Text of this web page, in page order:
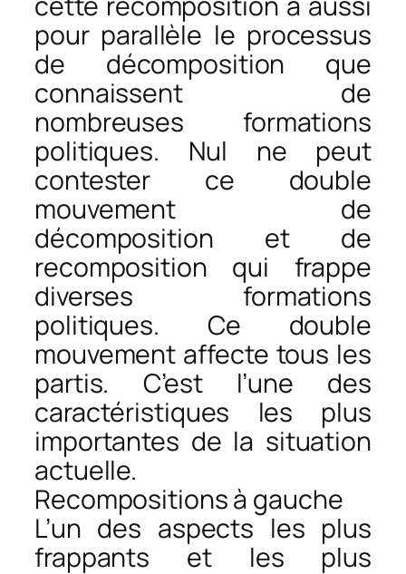
pour parallèle le processus
de décomposition que
connaissent de
nombreuses formations
politiques. Nul ne peut
contester ce double
mouvement de
décomposition et de
recomposition qui frappe
diverses formations
politiques. Ce double
mouvement affecte tous les
partis. C’est l’une des
caractéristiques les plus
importantes de la situation
actuelle.
Recompositions à gauche
L’un des aspects les plus
frappants et les plus